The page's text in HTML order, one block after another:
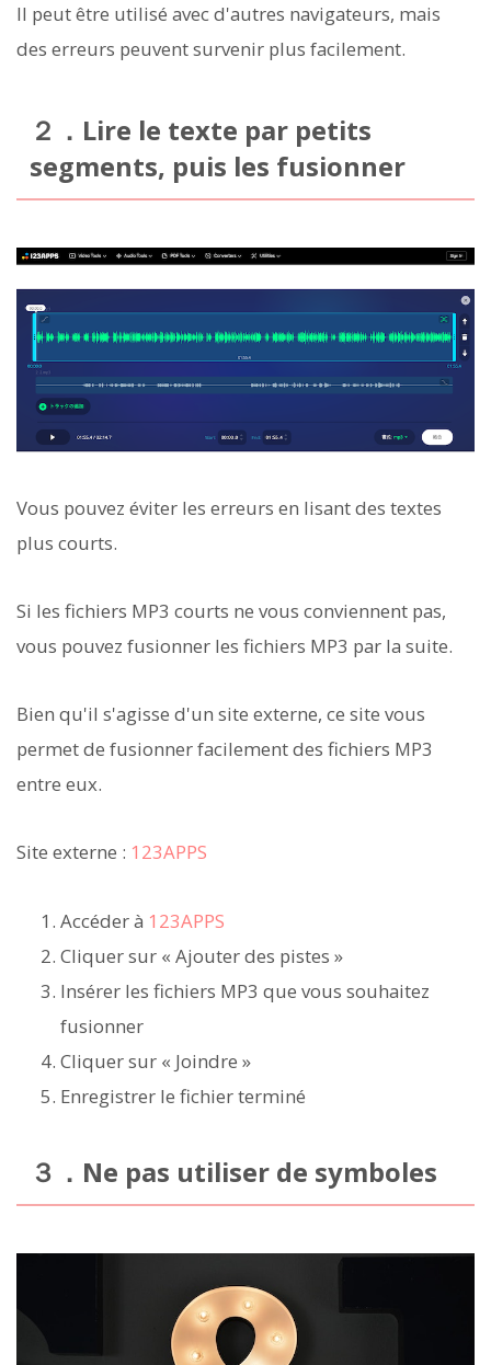
Il peut être utilisé avec d'autres navigateurs, mais
des erreurs peuvent survenir plus facilement.
２．Lire le texte par petits
segments, puis les fusionner
Vous pouvez éviter les erreurs en lisant des textes
plus courts.
Si les fichiers MP3 courts ne vous conviennent pas,
vous pouvez fusionner les fichiers MP3 par la suite.
Bien qu'il s'agisse d'un site externe, ce site vous
permet de fusionner facilement des fichiers MP3
entre eux.
Site externe : 123APPS
Accéder à 123APPS
Cliquer sur « Ajouter des pistes »
Insérer les fichiers MP3 que vous souhaitez
fusionner
Cliquer sur « Joindre »
Enregistrer le fichier terminé
３．Ne pas utiliser de symboles